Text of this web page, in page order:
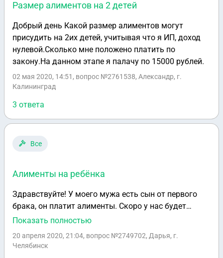
Размер алиментов на 2 детей
Добрый день Какой размер алиментов могут
присудить на 2их детей, учитывая что я ИП, доход
нулевой.Сколько мне положено платить по
закону.На данном этапе я палачу по 15000 рублей.
02 мая 2020, 14:51 , вопрос №2761538, Александр, г.
Калининград
3 ответа
Все
Алименты на ребёнка
Здравствуйте! У моего мужа есть сын от первого
брака, он платит алименты. Скоро у нас будет
совместный ребёнок. Я слышала что могу находясь
будет платить 33% на двоих детей (т.е. 16.5% вместо
Показать полностью
20 апреля 2020, 21:04, вопрос №2749702, Дарья, г.
Челябинск